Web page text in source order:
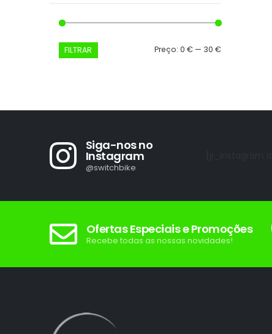
Preço
Preço
FILTRAR Preço:0 € — 30 €
Siga-nos no
Instagram
@switchbike
Ofertas Especiais e Promoções
Recebe todas as nossas novidades!